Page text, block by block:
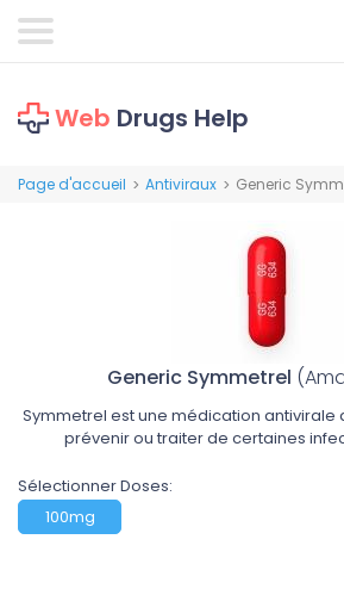
Web Drugs Help
Page d'accueil > Antiviraux > Generic
Generic Symmetrel
Symmetrel est une médication antivirale
prévenir ou traiter de certaines
Sélectionner Doses:
100mg